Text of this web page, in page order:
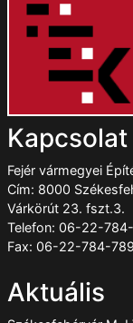
Kapcsolat
Fejér vármegyei
Cím: 8000
Várkörút 23. fszt.3.
Telefon: 06-22-
Fax: 06-22-784-789
Aktuális